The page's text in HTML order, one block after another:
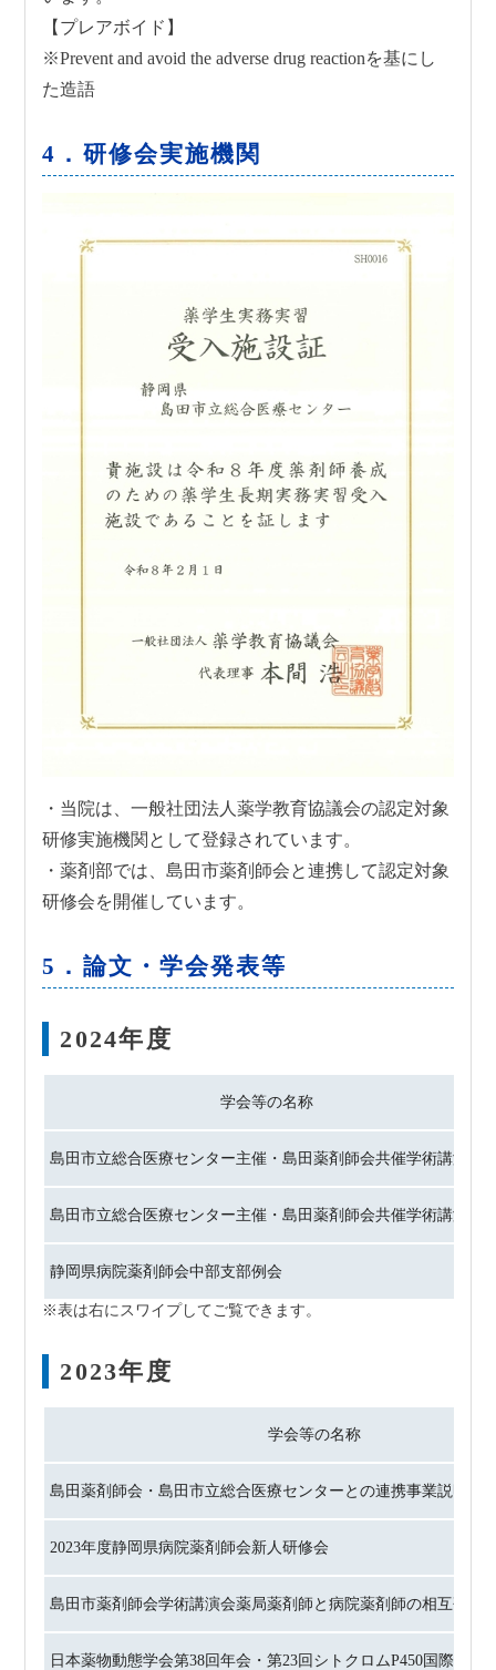
【プレアボイド】
※Prevent and avoid the adverse drug reactionを基にし
た造語
4．研修会実施機関
・当院は、一般社団法人薬学教育協議会の認定対象
研修実施機関として登録されています。
・薬剤部では、島田市薬剤師会と連携して認定対象
研修会を開催しています。
5．論文・学会発表等
2024年度
学会等の名称
島田市立総合医療センター主催・島田薬剤師会共催学術講演会
島田市立総合医療センター主催・島田薬剤師会共催学術講演会
静岡県病院薬剤師会中部支部例会
2023年度
学会等の名称
島田薬剤師会・島田市立総合医療センターとの連携事業説明会
2023年度静岡県病院薬剤師会新人研修会
島田市薬剤師会学術講演会薬局薬剤師と病院薬剤師の相互研修
日本薬物動態学会第38回年会・第23回シトクロムP450国際会議